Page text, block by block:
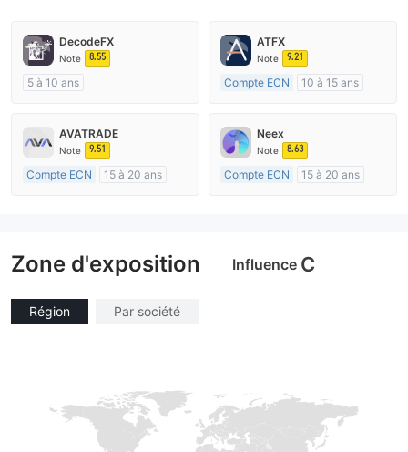
DecodeFX
Note 8.55
5 à 10 ans
Etiquette principale MT4
ATFX
Note 9.21
Compte ECN
10 à 15 ans
Market Making (MM)
Etiquette principale MT4
AVATRADE
Note 9.51
Compte ECN
15 à 20 ans
Neex
Note 8.63
Compte ECN
15 à 20 ans
Zone d'exposition Influence C
Région Par société